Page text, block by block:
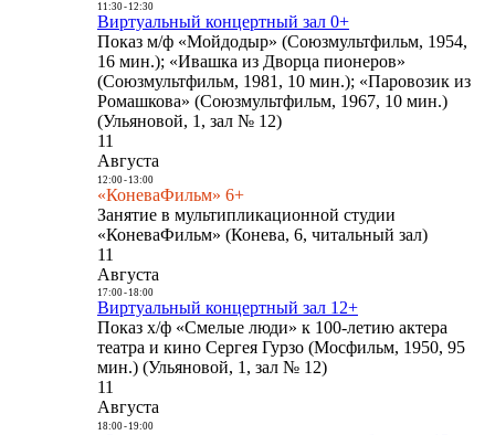
11:30- 12:30
Виртуальный концертный зал 0+
Показ м/ф «Мойдодыр» (Союзмультфильм, 1954,
16 мин.); «Ивашка из Дворца пионеров»
(Союзмультфильм, 1981, 10 мин.); «Паровозик из
Ромашкова» (Союзмультфильм, 1967, 10 мин.)
(Ульяновой, 1, зал № 12)
11
Августа
12:00- 13:00
«КоневаФильм» 6+
Занятие в мультипликационной студии
«КоневаФильм» (Конева, 6, читальный зал)
11
Августа
17:00- 18:00
Виртуальный концертный зал 12+
Показ х/ф «Смелые люди» к 100-летию актера
театра и кино Сергея Гурзо (Мосфильм, 1950, 95
мин.) (Ульяновой, 1, зал № 12)
11
Августа
18:00- 19:00